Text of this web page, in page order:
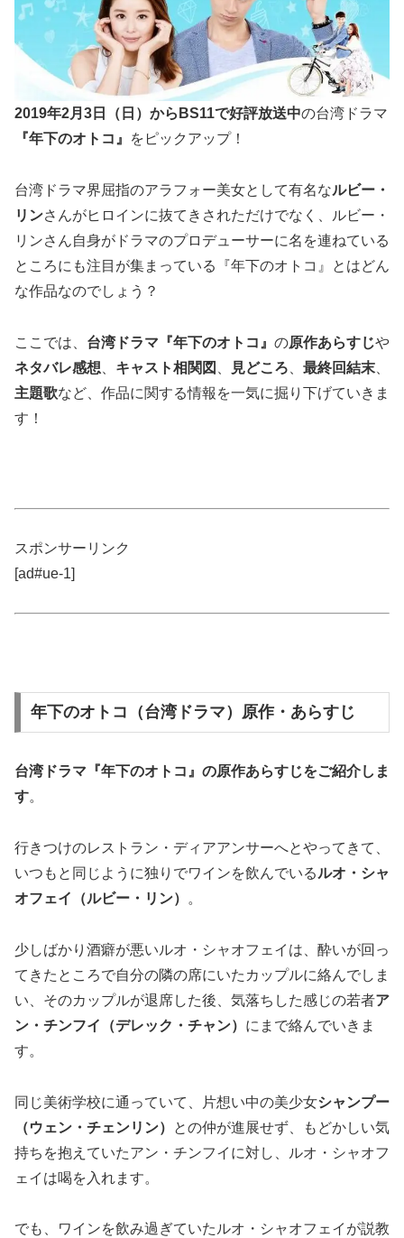
2019年2月3日（日）からBS11で好評放送中の台湾ドラマ
『年下のオトコ』
をピックアップ！
台湾ドラマ界屈指のアラフォー美女として有名なルビー・
リンさんがヒロインに抜てきされただけでなく、ルビー・
リンさん自身がドラマのプロデューサーに名を連ねている
ところにも注目が集まっている『年下のオトコ』とはどん
な作品なのでしょう？
ここでは、 台湾ドラマ『年下のオトコ』 の原作あらすじや
ネタバレ感想
キャスト相関図 見どころ 最終回結末
主題歌など、作品に関する情報を一気に掘り下げていきま
す！
スポンサーリンク
[ad#ue-1]
年下のオトコ（台湾ドラマ）原作・あらすじ
台湾ドラマ『年下のオトコ』の原作あらすじをご紹介しま
す。
行きつけのレストラン・ディアアンサーへとやってきて、
いつもと同じように独りでワインを飲んでいるルオ・シャ
オフェイ（ルビー・リン）
。
少しばかり酒癖が悪いルオ・シャオフェイは、酔いが回っ
てきたところで自分の隣の席にいたカップルに絡んでしま
い、そのカップルが退席した後、気落ちした感じの若者ア
ン・チンフイ（デレック・チャン） にまで絡んでいきま
す。
同じ美術学校に通っていて、片想い中の美少女シャンプー
（ウェン・チェンリン）
との仲が進展せず、もどかしい気
持ちを抱えていたアン・チンフイに対し、ルオ・シャオフ
ェイは喝を入れます。
でも、ワインを飲み過ぎていたルオ・シャオフェイが説教